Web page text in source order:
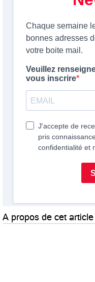
A propos de cet article